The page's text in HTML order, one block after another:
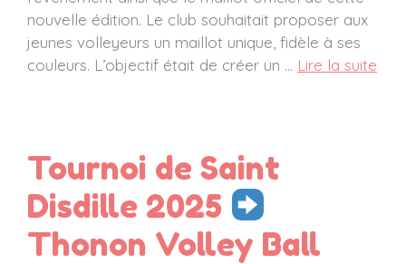
nouvelle édition. Le club souhaitait proposer aux
jeunes volleyeurs un maillot unique, fidèle à ses
couleurs. L’objectif était de créer un … Lire la suite
Tournoi de Saint
Disdille 2025
Thonon Volley Ball